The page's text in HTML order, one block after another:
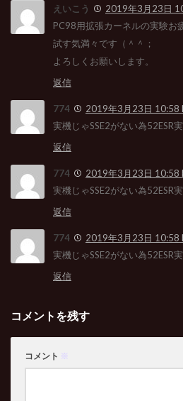
えいこう
2019年3月23日
PC98用拡張カーネルの実験お
試す気満々です（＾＾；
よろしくお願いします。
返信
774
2019年3月23日 10:58
実機じゃSSE2がない為52ESR
返信
774
2019年3月23日 10:58
実機じゃSSE2がない為52ESR
返信
774
2019年3月23日 10:58
実機じゃSSE2がない為52ESR
返信
コメントを残す
コメント ※